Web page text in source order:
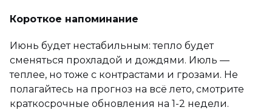
Короткое напоминание
Июнь будет нестабильным: тепло будет
сменяться прохладой и дождями. Июль —
теплее, но тоже с контрастами и грозами. Не
полагайтесь на прогноз на всё лето, смотрите
краткосрочные обновления на 1-2 недели.